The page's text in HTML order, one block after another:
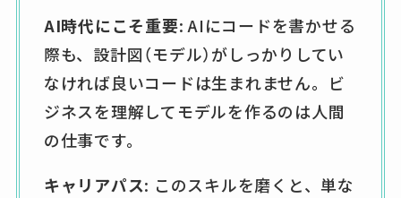
AI時代にこそ重要: AIにコードを書かせる
際も、設計図（モデル）がしっかりしてい
なければ良いコードは生まれません。ビ
ジネスを理解してモデルを作るのは人間
の仕事です。
キャリアパス: このスキルを磨くと、単な